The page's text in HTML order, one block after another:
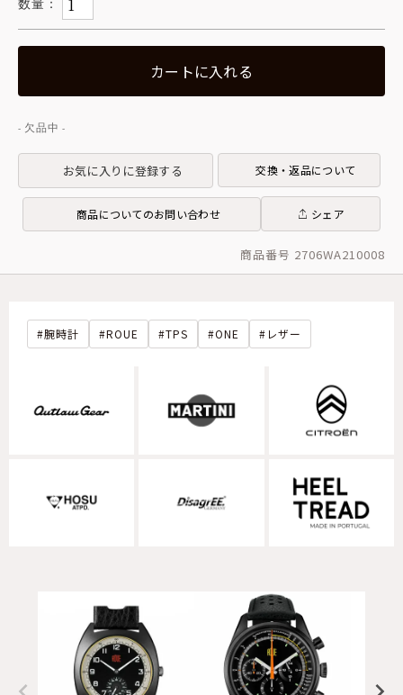
カートに入れる
お気に入りに登録する 交換・返品について
商品についてのお問い合わせ シェア
商品番号 2706WA210008
腕時計 ROUE TPS ONE レザー